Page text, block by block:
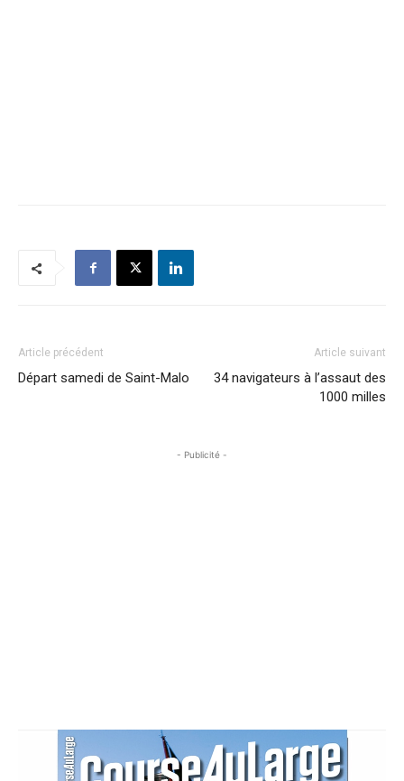
Article précédent
Départ samedi de Saint-Malo
Article suivant
34 navigateurs à l’assaut des
1000 milles
- Publicité -